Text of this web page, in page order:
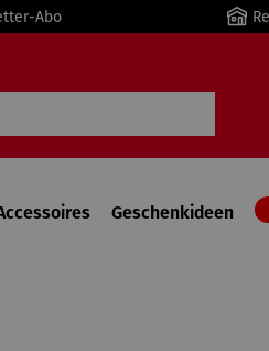
Abo
Geschenkideen